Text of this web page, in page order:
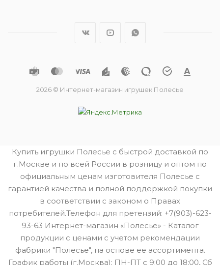
2026 © Интернет-магазин игрушек Полесье
Купить игрушки Полесье с быстрой доставкой по
г.Москве и по всей России в розницу и оптом по
официальным ценам изготовителя Полесье с
гарантией качества и полной поддержкой покупки
в соответствии с законом о Правах
потребителей.Телефон для претензий: +7(903)-623-
93-63 Интернет-магазин «Полесье» - Каталог
продукции с ценами с учетом рекомендации
фабрики "Полесье", на основе ее ассортимента.
График работы (г.Москва): ПН-ПТ с 9:00 до 18:00, Сб